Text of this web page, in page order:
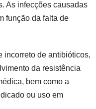
As infecções causadas
função da falta de
incorreto de antibióticos,
da resistência
bem como a
ou uso em